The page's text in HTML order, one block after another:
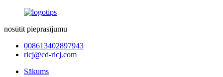
nosūtīt pieprasījumu
008613402897943
ricj@cd-ricj.com
Sākums